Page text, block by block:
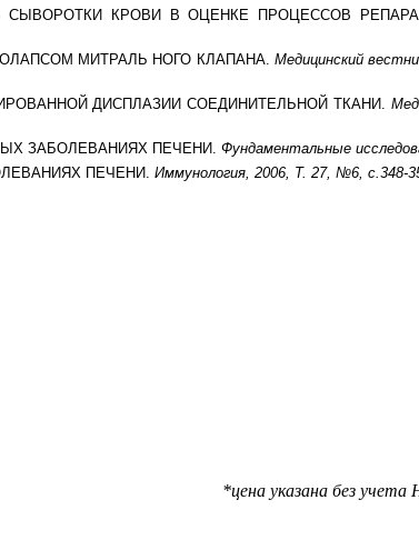
СЫВОРОТКИ КРОВИ В ОЦЕНКЕ ПРОЦЕССОВ
МИТРАЛЬ НОГО КЛАПАНА. Медицинский
ДИСПЛАЗИИ СОЕДИНИТЕЛЬНОЙ ТКАНИ.
ЗАБОЛЕВАНИЯХ ПЕЧЕНИ. Фундаментальные
ПЕЧЕНИ. Иммунология, 2006, Т. 27, №6, с.348-
НДС